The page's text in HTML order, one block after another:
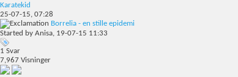
Karatekid
25-07-15, 07:28
Borrelia - en stille epidemi
Started by Anisa, 19-07-15 11:33
1 Svar
7,967 Visninger